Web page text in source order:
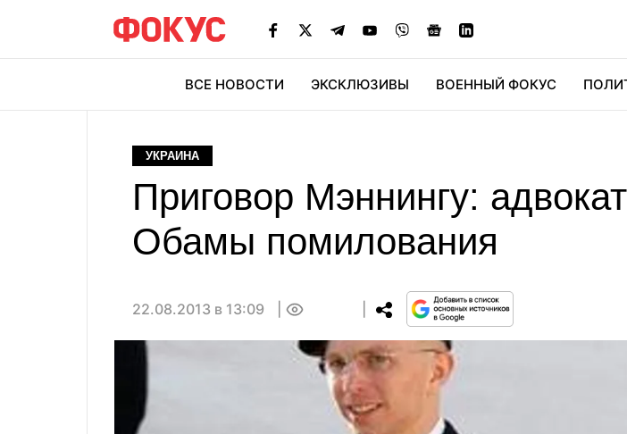
ВСЕ НОВОСТИ ЭКСКЛЮЗИВЫ ВОЕННЫЙ ФОКУС
УКРАИНА
Приговор Мэннингу:
Обамы помилования
22.08.2013 в 13:09